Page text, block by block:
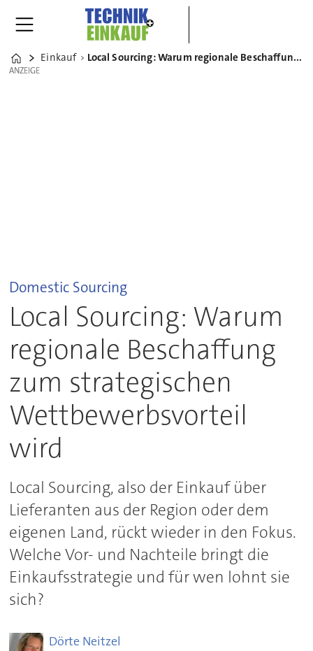
Home
Einkauf Local Sourcing: Warum regionale Beschaffung zum strategischen Wettbewerbsvorteil wird
ANZEIGE
ANZEIGE
Domestic Sourcing
Local Sourcing: Warum
regionale Beschaffung
zum strategischen
Wettbewerbsvorteil
wird
Local Sourcing, also der Einkauf über
Lieferanten aus der Region oder dem
eigenen Land, rückt wieder in den Fokus.
Welche Vor- und Nachteile bringt die
Einkaufsstrategie und für wen lohnt sie
sich?
Dörte Neitzel